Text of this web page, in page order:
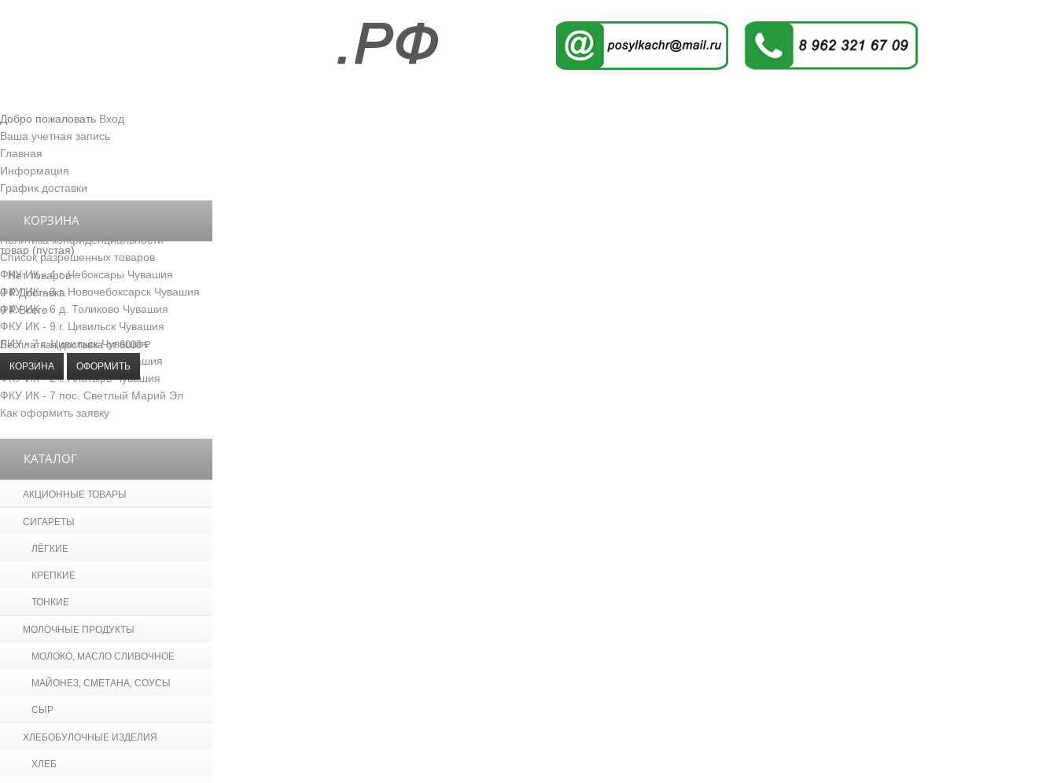
Добро пожаловать Вход
Ваша учетная запись
Главная
Информация
График доставки
Условия доставки и обслуживания
Политика конфиденциальности
Список разрешенных товаров
ФКУ ИК - 4 г. Чебоксары Чувашия
ФКУ ИК - 3 г. Новочебоксарск Чувашия
ФКУ ИК - 6 д. Толиково Чувашия
ФКУ ИК - 9 г. Цивильск Чувашия
ЛИУ - 7 г. Цивильск Чувашия
ФКУ ИК - 5 г. Козловка Чувашия
ФКУ ИК - 2 г. Алатырь Чувашия
ФКУ ИК - 7 пос. Светлый Марий Эл
Как оформить заявку
КОРЗИНА
товар (пустая)
Нет товаров
0 ₽ Доставка
0 ₽ Всего
Бесплатная доставка от 6000 ₽
КОРЗИНА ОФОРМИТЬ
КАТАЛОГ
АКЦИОННЫЕ ТОВАРЫ
СИГАРЕТЫ
ЛЁГКИЕ
КРЕПКИЕ
ТОНКИЕ
МОЛОЧНЫЕ ПРОДУКТЫ
МОЛОКО, МАСЛО СЛИВОЧНОЕ
МАЙОНЕЗ, СМЕТАНА, СОУСЫ
СЫР
ХЛЕБОБУЛОЧНЫЕ ИЗДЕЛИЯ
ХЛЕБ